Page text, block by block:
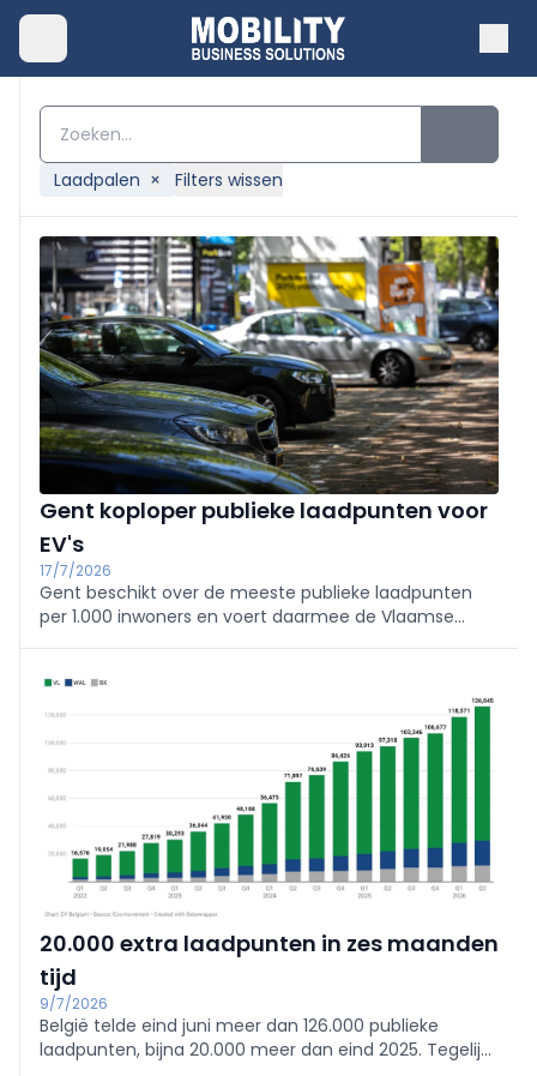
Laadpalen × Filters wissen
Gent koploper publieke laadpunten voor
EV's
17/7/2026
Gent beschikt over de meeste publieke laadpunten
per 1.000 inwoners en voert daarmee de Vlaamse
verschillen in kaart.
20.000 extra laadpunten in zes maanden
tijd
9/7/2026
België telde eind juni meer dan 126.000 publieke
laadpunten, bijna 20.000 meer dan eind 2025. Tegelijk